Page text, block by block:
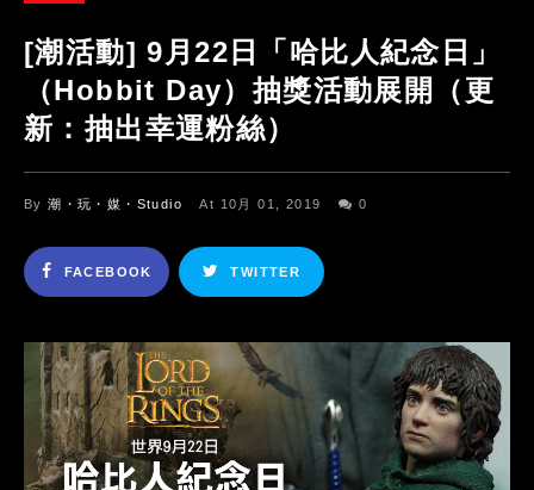
[潮活動] 9月22日「哈比人紀念日」
（Hobbit Day）抽獎活動展開（更
新：抽出幸運粉絲）
By潮・玩・媒・Studio At 10月 01, 2019 0
FACEBOOK TWITTER